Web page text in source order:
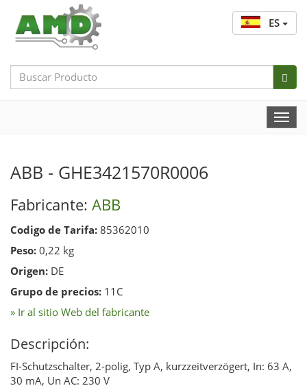
ES
Search
Bar
ABB - GHE3421570R0006
Fabricante: ABB
Codigo de Tarifa: 85362010
Peso: 0,22 kg
Origen: DE
Grupo de precios: 11C
» Ir al sitio Web del fabricante
Descripción:
FI-Schutzschalter, 2-polig, Typ A, kurzzeitverzögert, In: 63 A,
30 mA, Un AC: 230 V